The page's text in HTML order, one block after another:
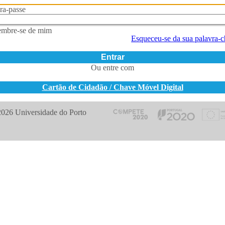
passe
se de mim
Esqueceu-se da sua palavra-
Entrar
Ou entre com
Cartão de Cidadão / Chave Móvel Digital
Universidade do Porto